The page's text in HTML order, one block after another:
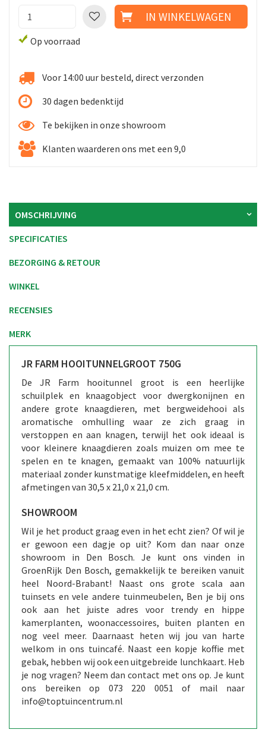
Op voorraad
Voor 14:00 uur besteld, direct verzonden
30 dagen bedenktijd
Te bekijken in onze showroom
Klanten waarderen ons met een 9,0
OMSCHRIJVING
SPECIFICATIES
BEZORGING & RETOUR
WINKEL
RECENSIES
MERK
JR FARM HOOITUNNELGROOT 750G
De JR Farm hooitunnel groot is een heerlijke
schuilplek en knaagobject voor dwergkonijnen en
andere grote knaagdieren, met bergweidehooi als
aromatische omhulling waar ze zich graag in
verstoppen en aan knagen, terwijl het ook ideaal is
voor kleinere knaagdieren zoals muizen om mee te
spelen en te knagen, gemaakt van 100% natuurlijk
materiaal zonder kunstmatige kleefmiddelen, en heeft
afmetingen van 30,5 x 21,0 x 21,0 cm.
SHOWROOM
Wil je het product graag even in het echt zien? Of wil je
er gewoon een dagje op uit? Kom dan naar onze
showroom in Den Bosch. Je kunt ons vinden in
GroenRijk Den Bosch, gemakkelijk te bereiken vanuit
heel Noord-Brabant! Naast ons grote scala aan
tuinsets en vele andere tuinmeubelen, Ben je bij ons
ook aan het juiste adres voor trendy en hippe
kamerplanten, woonaccessoires, buiten planten en
nog veel meer. Daarnaast heten wij jou van harte
welkom in ons tuincafé. Naast een kopje koffie met
gebak, hebben wij ook een uitgebreide lunchkaart. Heb
je nog vragen? Neem dan contact met ons op. Je kunt
ons bereiken op 073 220 0051 of mail naar
info@toptuincentrum.nl